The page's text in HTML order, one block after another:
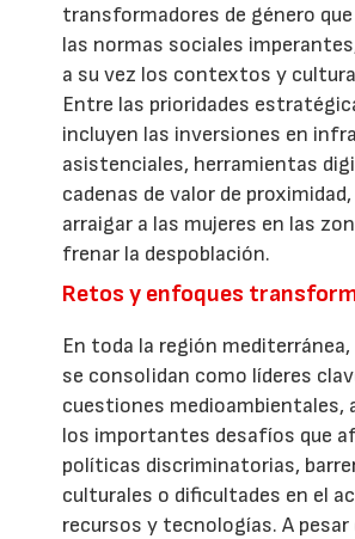
transformadores de género
las normas sociales
a su vez los contextos y
Entre las prioridades
incluyen las inversiones en
asistenciales, herramientas
cadenas de valor de
arraigar a las mujeres en las
frenar la despoblación.
Retos y enfoques
En toda la región
se consolidan como líderes
cuestiones medioambientales,
los importantes desafíos que
políticas discriminatorias,
culturales o dificultades en el
recursos y tecnologías. A pesar